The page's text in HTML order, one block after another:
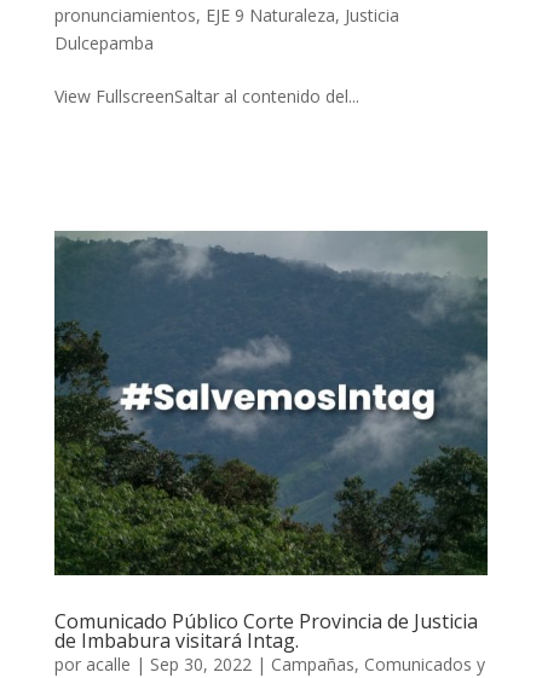
pronunciamientos, EJE 9 Naturaleza, Justicia
Dulcepamba
View FullscreenSaltar al contenido del...
Comunicado Público Corte Provincia de Justicia
de Imbabura visitará Intag.
por acalle | Sep 30, 2022| Campañas, Comunicados y